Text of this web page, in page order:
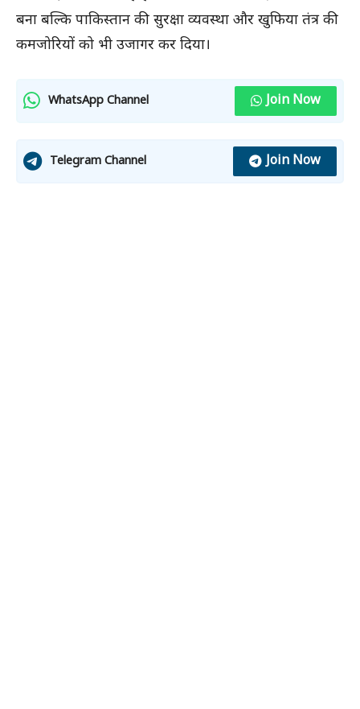
बना बल्कि पाकिस्तान की सुरक्षा व्यवस्था और खुफिया तंत्र की
कमजोरियों को भी उजागर कर दिया।
WhatsApp Channel Join Now
Telegram Channel Join Now